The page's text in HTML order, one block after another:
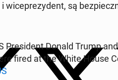
wi­ceprezy­dent, są
Pres­i­dent Donald Trump
fired at the White House